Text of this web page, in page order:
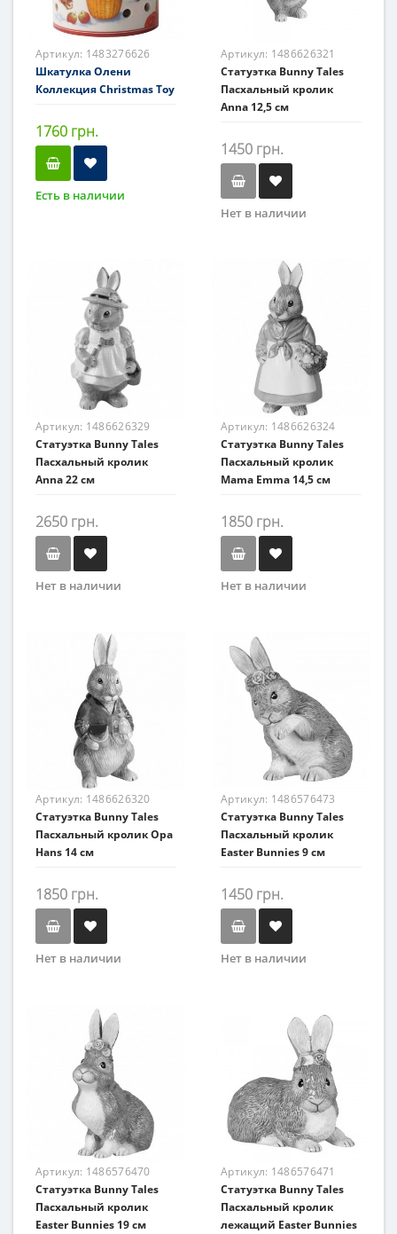
Артикул: 1483276626
Шкатулка Олени
Коллекция Christmas Toy
1760 грн.
Есть в наличии
Артикул: 1486626321
Статуэтка Bunny Tales
Пасхальный кролик
Anna 12,5 см
1450 грн.
Нет в наличии
Артикул: 1486626329
Статуэтка Bunny Tales
Пасхальный кролик
Anna 22 см
2650 грн.
Нет в наличии
Артикул: 1486626324
Статуэтка Bunny Tales
Пасхальный кролик
Mama Emma 14,5 см
1850 грн.
Нет в наличии
Артикул: 1486626320
Статуэтка Bunny Tales
Пасхальный кролик Opa
Hans 14 см
1850 грн.
Нет в наличии
Артикул: 1486576473
Статуэтка Bunny Tales
Пасхальный кролик
Easter Bunnies 9 см
1450 грн.
Нет в наличии
Артикул: 1486576470
Статуэтка Bunny Tales
Пасхальный кролик
Easter Bunnies 19 см
Артикул: 1486576471
Статуэтка Bunny Tales
Пасхальный кролик
лежащий Easter Bunnies